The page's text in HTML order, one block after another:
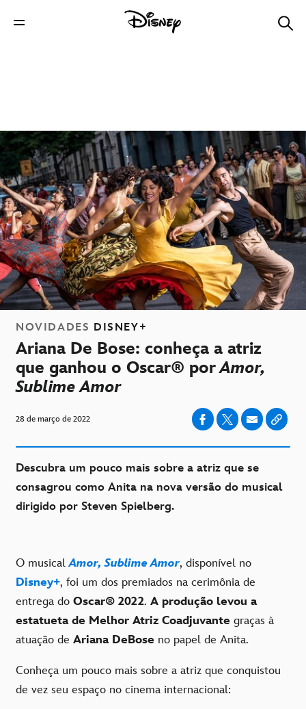
NOVIDADES DISNEY+
Ariana De Bose: conheça a atriz
que ganhou o Oscar® porAmor,
Sublime Amor
28 de março de 2022
Descubra um pouco mais sobre a atriz que se
consagrou como Anita na nova versão do musical
dirigido por Steven Spielberg.
O musicalAmor, Sublime Amor, disponível no
Disney+, foi um dos premiados na cerimônia de
entrega do Oscar® 2022. A produção levou a
estatueta de Melhor Atriz Coadjuvante graças à
atuação de Ariana DeBose no papel de Anita.
Conheça um pouco mais sobre a atriz que conquistou
de vez seu espaço no cinema internacional: